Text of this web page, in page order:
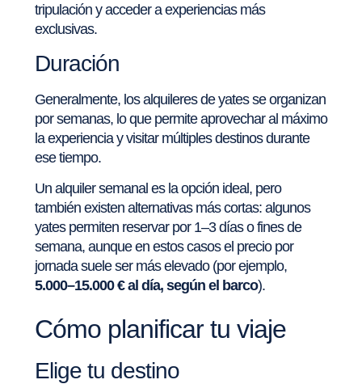
tripulación y acceder a experiencias más
exclusivas.
Duración
Generalmente, los alquileres de yates se organizan
por semanas, lo que permite aprovechar al máximo
la experiencia y visitar múltiples destinos durante
ese tiempo.
Un alquiler semanal es la opción ideal, pero
también existen alternativas más cortas: algunos
yates permiten reservar por 1–3 días o fines de
semana, aunque en estos casos el precio por
jornada suele ser más elevado (por ejemplo,
5.000–15.000 € al día, según el barco).
Cómo planificar tu viaje
Elige tu destino